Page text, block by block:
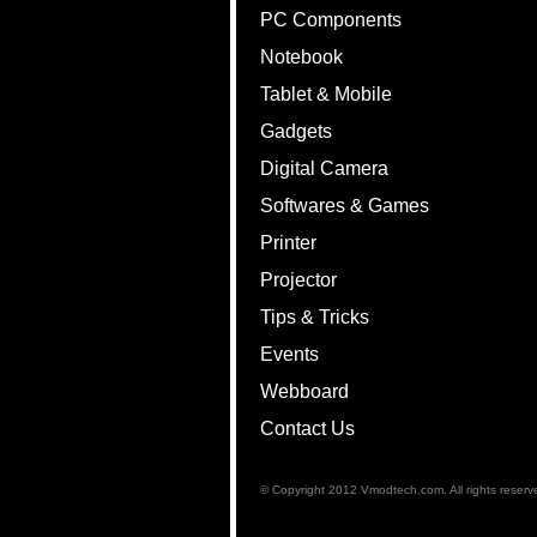
PC Components
Notebook
Tablet & Mobile
Gadgets
Digital Camera
Softwares & Games
Printer
Projector
Tips & Tricks
Events
Webboard
Contact Us
© Copyright 2012 Vmodtech.com. All rights